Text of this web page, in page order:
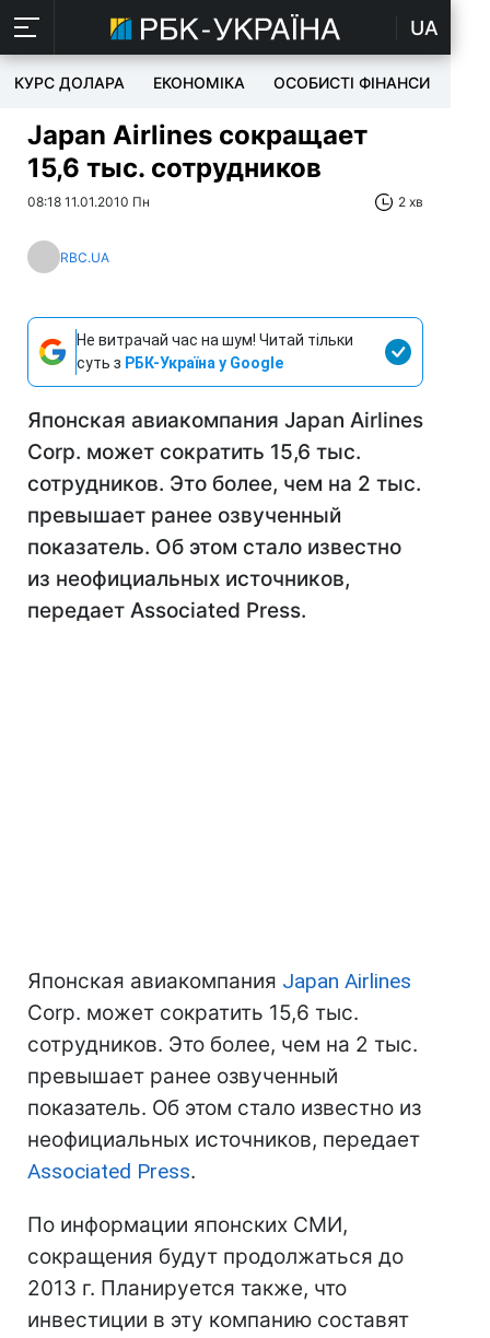
UA
КУРС ДОЛАРА ЕКОНОМІКА ОСОБИСТІ ФІНАНСИ
Japan Airlines сокращает
15,6 тыс. сотрудников
08:18 11.01.2010 Пн 2 хв
RBC.UA
Не витрачай час на шум! Читай тільки
суть з РБК-Україна у Google
Японская авиакомпания Japan Airlines
Corp. может сократить 15,6 тыс.
сотрудников. Это более, чем на 2 тыс.
превышает ранее озвученный
показатель. Об этом стало известно
из неофициальных источников,
передает Associated Press.
Японская авиакомпания Japan Airlines
Corp. может сократить 15,6 тыс.
сотрудников. Это более, чем на 2 тыс.
превышает ранее озвученный
показатель. Об этом стало известно из
неофициальных источников, передает
Associated Press.
По информации японских СМИ,
сокращения будут продолжаться до
2013 г. Планируется также, что
инвестиции в эту компанию составят